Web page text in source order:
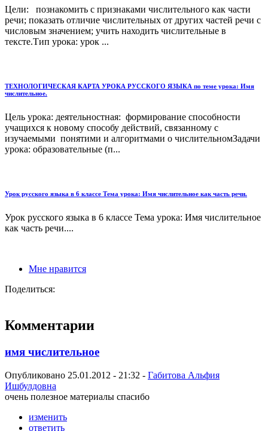
Цели: познакомить с признаками числительного как части
речи; показать отличие числительных от других частей речи с
числовым значением; учить находить числительные в
тексте.Тип урока: урок ...
ТЕХНОЛОГИЧЕСКАЯ КАРТА УРОКА РУССКОГО ЯЗЫКА по теме урока: Имя
числительное.
Цель урока: деятельностная: формирование способности
учащихся к новому способу действий, связанному с
изучаемыми понятими и алгоритмами о числительномЗадачи
урока: образовательные (п...
Урок русского языка в 6 классе Тема урока: Имя числительное как часть речи.
Урок русского языка в 6 классе Тема урока: Имя числительное
как часть речи....
Мне нравится
Поделиться:
Комментарии
имя числительное
Опубликовано 25.01.2012 - 21:32 - Габитова Альфия
Ишбулдовна
очень полезное материалы спасибо
изменить
ответить